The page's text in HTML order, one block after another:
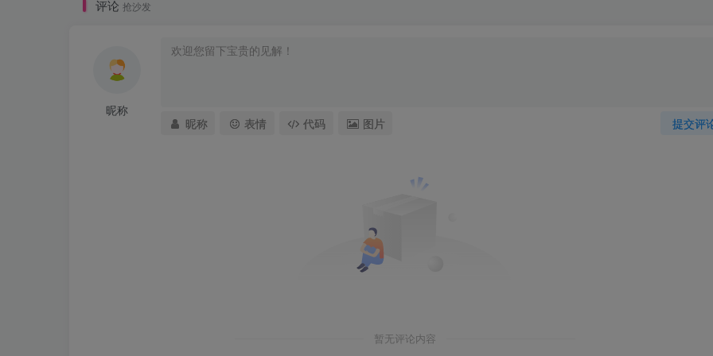
评论 抢沙发
昵称
提交评
昵称 表情 代码 图片
暂无评论内容